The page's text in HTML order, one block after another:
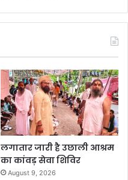
लगातार जारी है उछाली आश्रम
का कांवड़ सेवा शिविर
August 9, 2026